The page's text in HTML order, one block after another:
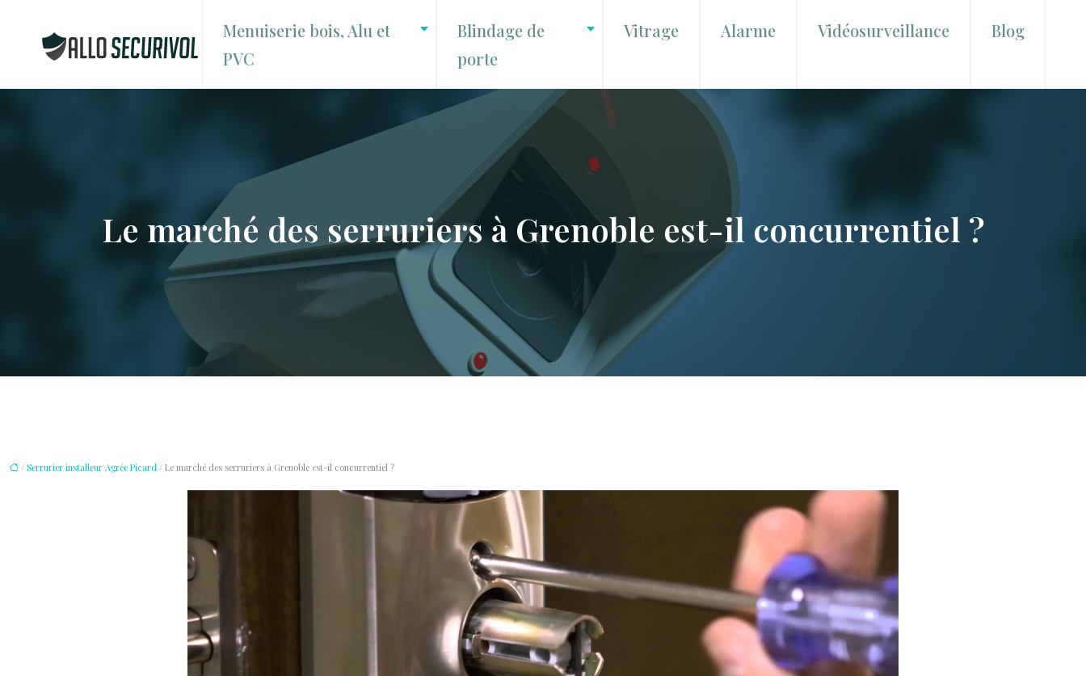
Menuiserie bois, Alu et
PVC
Blindage de
porte
Vitrage Alarme Vidéosurveillance Blog
Le marché des serruriers à Grenoble est-il concurrentiel ?
/ Serrurier installeur Agrée Picard / Le marché des serruriers à Grenoble est-il concurrentiel ?